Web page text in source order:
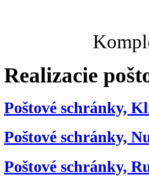
Realizacie
Poštové schránky,
Poštové schránky,
Poštové schránky,